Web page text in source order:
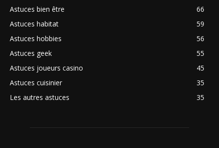
Astuces bien être
66
Astuces habitat
59
Astuces hobbies
56
Astuces geek
55
Astuces joueurs casino
45
Astuces cuisinier
35
Les autres astuces
35